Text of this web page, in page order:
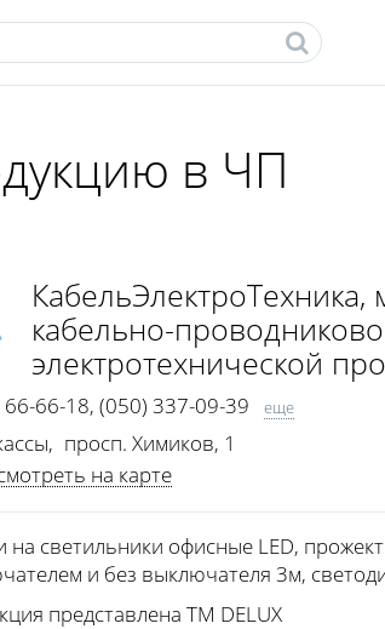
в ЧП
КабельЭлектроТехника,
кабельно-
электротехнической
66-18, (050) 337-09-39
11-05,(0472) 65-47-07
еще
, просп. Химиков, 1
на карте
на светильники офисные LED,
и без выключателя 3м,
представлена ТМ DELUX